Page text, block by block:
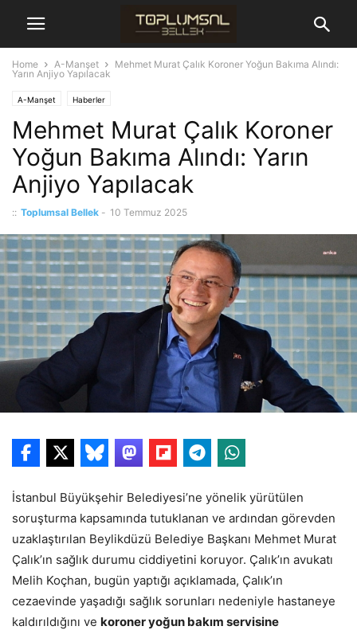
Home A-Manşet
Mehmet Murat Çalık Koroner Yoğun Bakıma Alındı:
Yarın Anjiyo Yapılacak
A-Manşet Haberler
Mehmet Murat Çalık Koroner
Yoğun Bakıma Alındı: Yarın
Anjiyo Yapılacak
:: Toplumsal Bellek - 10 Temmuz 2025
İstanbul Büyükşehir Belediyesi’ne yönelik yürütülen
soruşturma kapsamında tutuklanan ve ardından görevden
uzaklaştırılan Beylikdüzü Belediye Başkanı Mehmet Murat
Çalık’ın sağlık durumu ciddiyetini koruyor. Çalık’ın avukatı
Melih Koçhan, bugün yaptığı açıklamada, Çalık’ın
cezaevinde yaşadığı sağlık sorunları nedeniyle hastaneye
kaldırıldığını ve koroner yoğun bakım servisine